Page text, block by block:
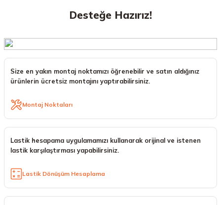
Desteğe Hazırız!
Size en yakın montaj noktamızı öğrenebilir ve satın aldığınız
ürünlerin ücretsiz montajını yaptırabilirsiniz.
Montaj Noktaları
Lastik hesapama uygulamamızı kullanarak orijinal ve istenen
lastik karşılaştırması yapabilirsiniz.
Lastik Dönüşüm Hesaplama